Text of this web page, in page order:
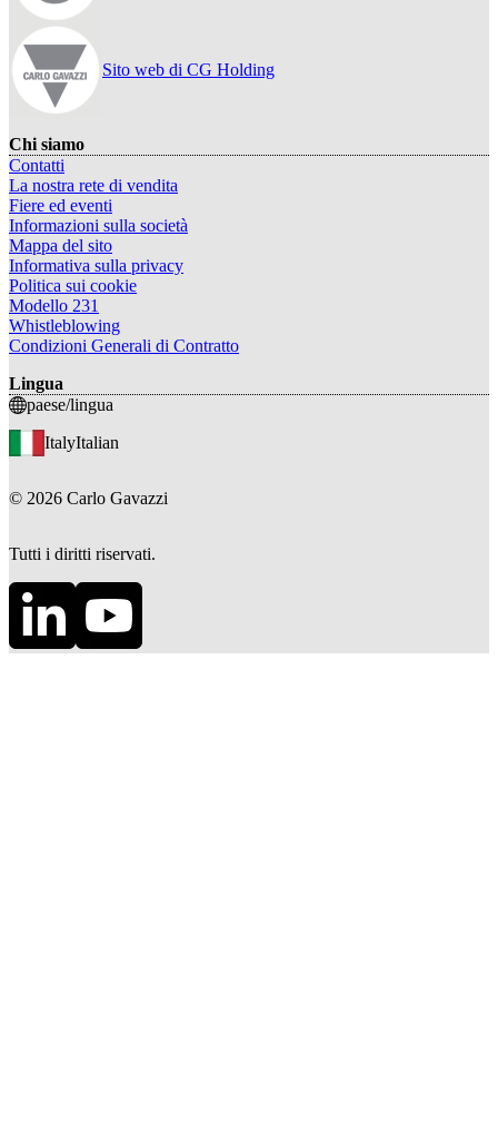
Sito web di CG Holding
Chi siamo
Contatti
La nostra rete di vendita
Fiere ed eventi
Informazioni sulla società
Mappa del sito
Informativa sulla privacy
Politica sui cookie
Modello 231
Whistleblowing
Condizioni Generali di Contratto
Lingua
paese/lingua
ItalyItalian
© 2026 Carlo Gavazzi
Tutti i diritti riservati.